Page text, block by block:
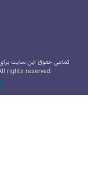
تمامی حقوق این سایت
rights reserved